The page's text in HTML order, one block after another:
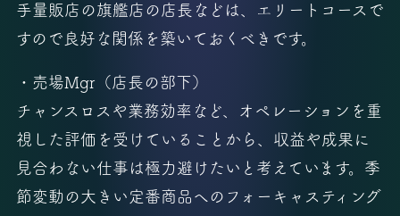
手量販店の旗艦店の店長などは、エリートコースで
すので良好な関係を築いておくべきです。
・売場Mgr（店長の部下）
チャンスロスや業務効率など、オペレーションを重
視した評価を受けていることから、収益や成果に
見合わない仕事は極力避けたいと考えています。季
節変動の大きい定番商品へのフォーキャスティング